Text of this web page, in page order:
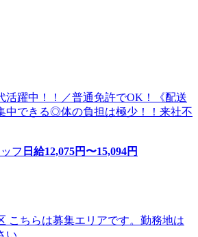
活躍中！！／普通免許でOK！《配送
中できる◎体の負担は極少！！来社不
フ 日給12,075円〜15,094円
こちらは募集エリアです。勤務地は
。